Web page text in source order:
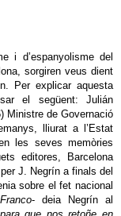
i d’espanyolisme del
sorgiren veus dient
Per explicar aquesta
el següent: Julián
Ministre de Governació
lliurat a l’Estat
les seves memòries
editores, Barcelona
J. Negrín a finals del
sobre el fet nacional
- deia Negrín al